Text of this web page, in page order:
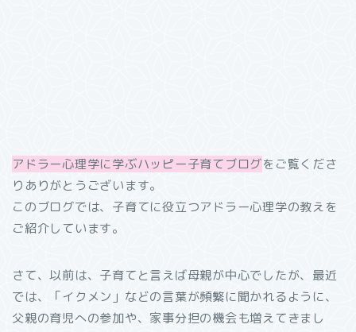
アドラー心理学に学ぶハッピー子育てブログをご覧くださ
りありがとうございます。
このブログでは、子育てに役立つアドラー心理学の教えを
ご紹介しています。
さて、以前は、子育てと言えば母親が中心でしたが、最近
では、「イクメン」などの言葉が頻繁に聞かれるように、
父親の育児への参加や、家事分担の機会も増えてきまし